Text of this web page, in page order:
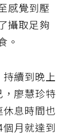
感覺到壓
攝取足夠
。
續到晚上
廖慧珍特
息時間也
月就達到